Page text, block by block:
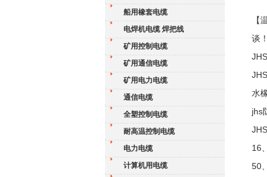
船用橡套电缆
电焊机电缆 焊把线
矿用控制电缆
矿用通信电缆
矿用电力电缆
通信电缆
全塑控制电缆
耐高温控制电缆
电力电缆
计算机用电缆
【
谈
水
jhs
16
50